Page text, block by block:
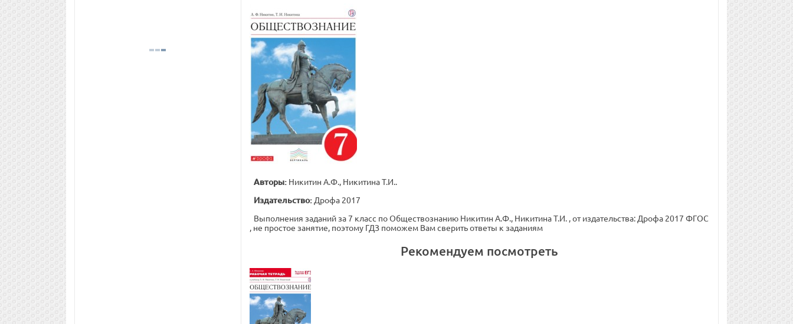
Авторы: Никитин А.Ф., Никитина Т.И..
Издательство: Дрофа 2017
Выполнения заданий за 7 класс по Обществознанию Никитин А.Ф., Никитина Т.И. , от издательства: Дрофа 2017 ФГОС
, не простое занятие, поэтому ГДЗ поможем Вам сверить ответы к заданиям
Рекомендуем посмотреть